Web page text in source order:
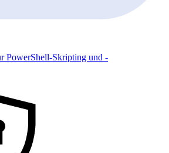
PowerShell-Skripting und -